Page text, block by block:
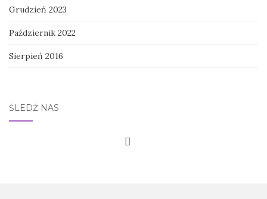
Grudzień 2023
Październik 2022
Sierpień 2016
ŚLEDŹ NAS